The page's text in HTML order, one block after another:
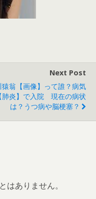
Next Post
猿翁【画像】って誰？病気
肺炎】で入院 現在の病状
は？うつ病や脳梗塞？
はありません。